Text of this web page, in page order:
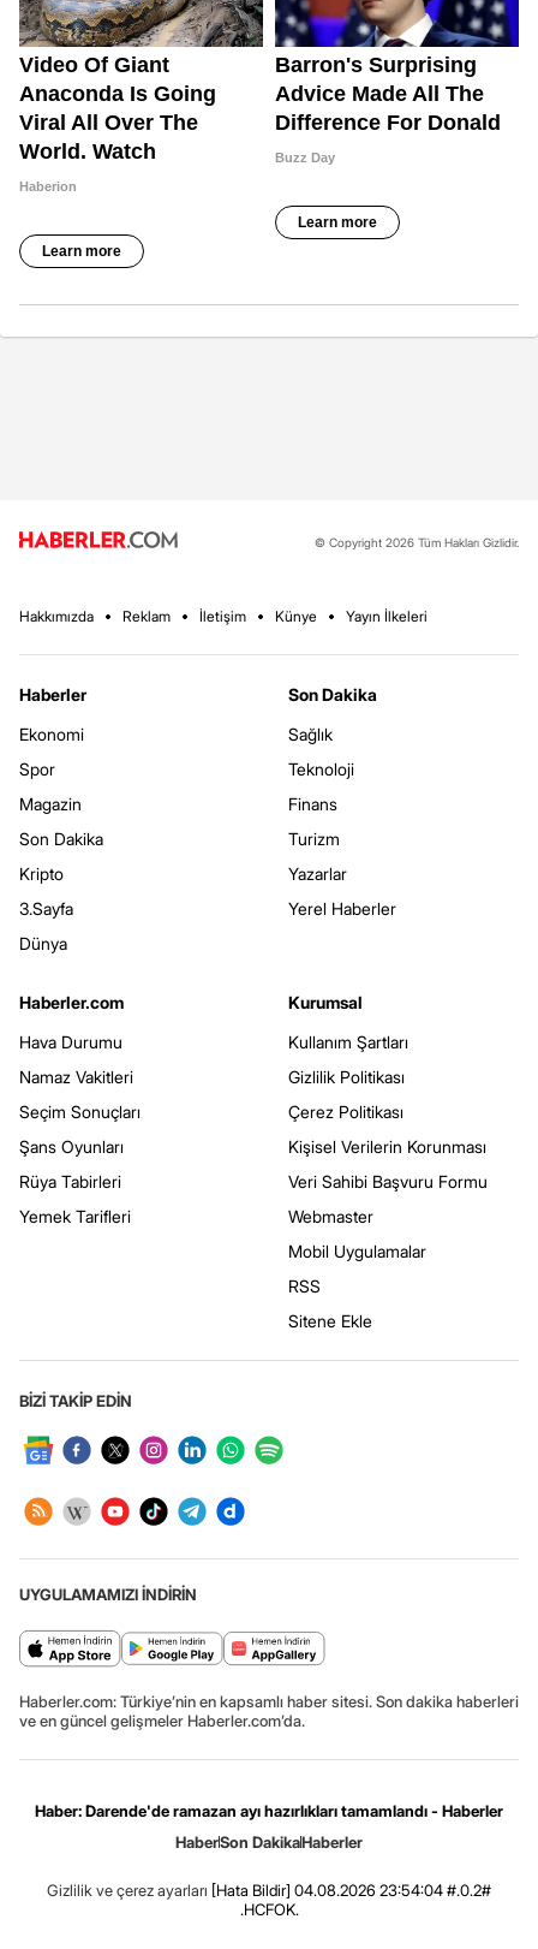
© Copyright 2026 Tüm Hakları Gizlidir.
Hakkımızda Reklam İletişim Künye Yayın İlkeleri
Haberler
Ekonomi
Spor
Magazin
Son Dakika
Kripto
3.Sayfa
Dünya
Son Dakika
Sağlık
Teknoloji
Finans
Turizm
Yazarlar
Yerel Haberler
Haberler.com
Hava Durumu
Namaz Vakitleri
Seçim Sonuçları
Şans Oyunları
Rüya Tabirleri
Yemek Tarifleri
Kurumsal
Kullanım Şartları
Gizlilik Politikası
Çerez Politikası
Kişisel Verilerin Korunması
Veri Sahibi Başvuru Formu
Webmaster
Mobil Uygulamalar
RSS
Sitene Ekle
BİZİ TAKİP EDİN
UYGULAMAMIZI İNDİRİN
Haberler.com: Türkiye’nin en kapsamlı haber sitesi. Son dakika haberleri
ve en güncel gelişmeler Haberler.com’da.
Haber: Darende'de ramazan ayı hazırlıkları tamamlandı - Haberler
HaberSon DakikaHaberler
Gizlilik ve çerez ayarları [Hata Bildir] 04.08.2026 23:54:04 #.0.2#
.HCFOK.